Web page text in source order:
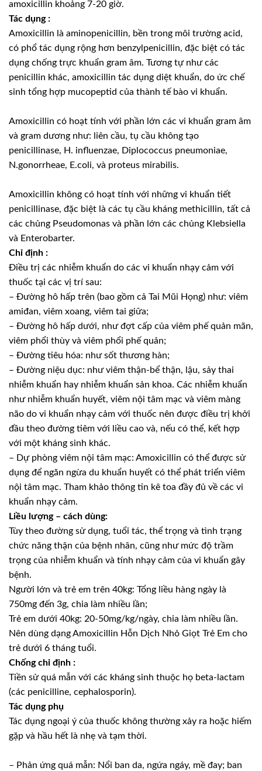
amoxicillin khoảng 7-20 giờ.
Tác dụng :
Amoxicillin là aminopenicillin, bền trong môi trường acid,
có phổ tác dụng rộng hơn benzylpenicillin, đặc biệt có tác
dụng chống trực khuẩn gram âm. Tương tự như các
penicillin khác, amoxicillin tác dụng diệt khuẩn, do ức chế
sinh tổng hợp mucopeptid của thành tế bào vi khuẩn.
Amoxicillin có hoạt tính với phần lớn các vi khuẩn gram âm
và gram dương như: liên cầu, tụ cầu không tạo
penicillinase, H. influenzae, Diplococcus pneumoniae,
N.gonorrheae, E.coli, và proteus mirabilis.
Amoxicillin không có hoạt tính với những vi khuẩn tiết
penicillinase, đặc biệt là các tụ cầu kháng methicillin, tất cả
các chủng Pseudomonas và phần lớn các chủng Klebsiella
và Enterobarter.
Chỉ định :
Ðiều trị các nhiễm khuẩn do các vi khuẩn nhạy cảm với
thuốc tại các vị trí sau:
– Ðường hô hấp trên (bao gồm cả Tai Mũi Họng) như: viêm
amiđan, viêm xoang, viêm tai giữa;
– Ðường hô hấp dưới, như đợt cấp của viêm phế quản mãn,
viêm phổi thùy và viêm phổi phế quản;
– Ðường tiêu hóa: như sốt thương hàn;
– Ðường niệu dục: như viêm thận-bể thận, lậu, sảy thai
nhiễm khuẩn hay nhiễm khuẩn sản khoa. Các nhiễm khuẩn
như nhiễm khuẩn huyết, viêm nội tâm mạc và viêm màng
não do vi khuẩn nhạy cảm với thuốc nên được điều trị khởi
đầu theo đường tiêm với liều cao và, nếu có thể, kết hợp
với một kháng sinh khác.
– Dự phòng viêm nội tâm mạc: Amoxicillin có thể được sử
dụng để ngăn ngừa du khuẩn huyết có thể phát triển viêm
nội tâm mạc. Tham khảo thông tin kê toa đầy đủ về các vi
khuẩn nhạy cảm.
Liều lượng – cách dùng:
Tùy theo đường sử dụng, tuổi tác, thể trọng và tình trạng
chức năng thận của bệnh nhân, cũng như mức độ trầm
trọng của nhiễm khuẩn và tính nhạy cảm của vi khuẩn gây
bệnh.
Người lớn và trẻ em trên 40kg: Tổng liều hàng ngày là
750mg đến 3g, chia làm nhiều lần;
Trẻ em dưới 40kg: 20-50mg/kg/ngày, chia làm nhiều lần.
Nên dùng dạng Amoxicillin Hỗn Dịch Nhỏ Giọt Trẻ Em cho
trẻ dưới 6 tháng tuổi.
Chống chỉ định :
Tiền sử quá mẫn với các kháng sinh thuộc họ beta-lactam
(các penicilline, cephalosporin).
Tác dụng phụ
Tác dụng ngoại ý của thuốc không thường xảy ra hoặc hiếm
gặp và hầu hết là nhẹ và tạm thời.
– Phản ứng quá mẫn: Nổi ban da, ngứa ngáy, mề đay; ban